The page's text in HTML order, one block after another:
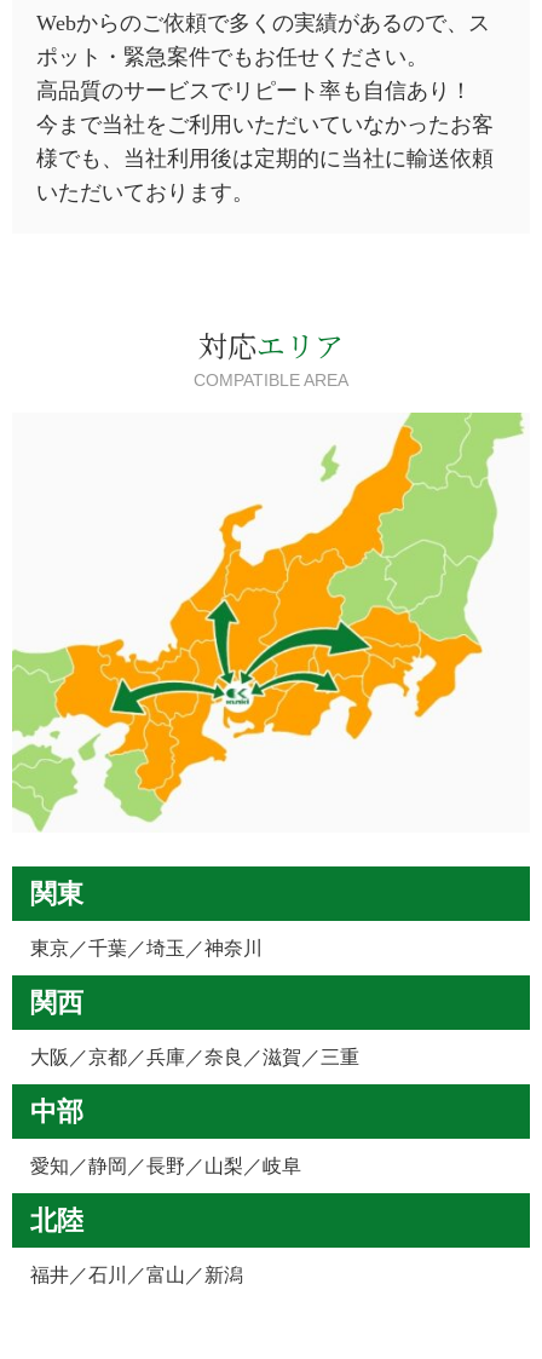
Webからのご依頼で多くの実績があるので、ス
ポット・緊急案件でもお任せください。
高品質のサービスでリピート率も自信あり！
今まで当社をご利用いただいていなかったお客
様でも、当社利用後は定期的に当社に輸送依頼
いただいております。
対応エリア
COMPATIBLE AREA
関東
東京／千葉／埼玉／神奈川
関西
大阪／京都／兵庫／奈良／滋賀／三重
中部
愛知／静岡／長野／山梨／岐阜
北陸
福井／石川／富山／新潟